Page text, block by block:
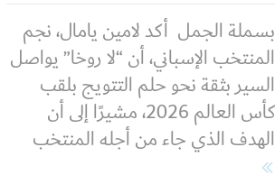
بسملة الجمل أكد لامين يامال، نجم
المنتخب الإسباني، أن “لا روخا” يواصل
السير بثقة نحو حلم التتويج بلقب
كأس العالم 2026، مشيرًا إلى أن
الهدف الذي جاء من أجله المنتخب